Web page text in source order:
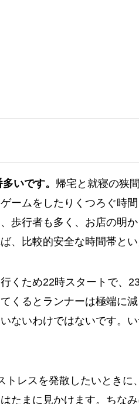
いです。 帰宅と就寝の狭
ームをしたりくつろぐ時
歩行者も多く、お店の明か
、比較的安全な時間帯とい
くため22時スタートで、
くるとランナーは極端に
ないわけではないです。
レスを発散したいときに
たまに見かけます。ちな